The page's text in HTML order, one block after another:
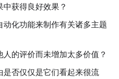
获得良好效果？
化功能来制作有关诸多主题
的评价而未增加太多价值？
是否仅仅是它们看起来很流